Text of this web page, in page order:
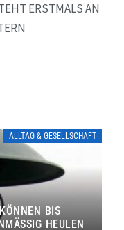
ERSTMALS AN
ALLTAG & GESELLSCHAFT
BIS
HEULEN